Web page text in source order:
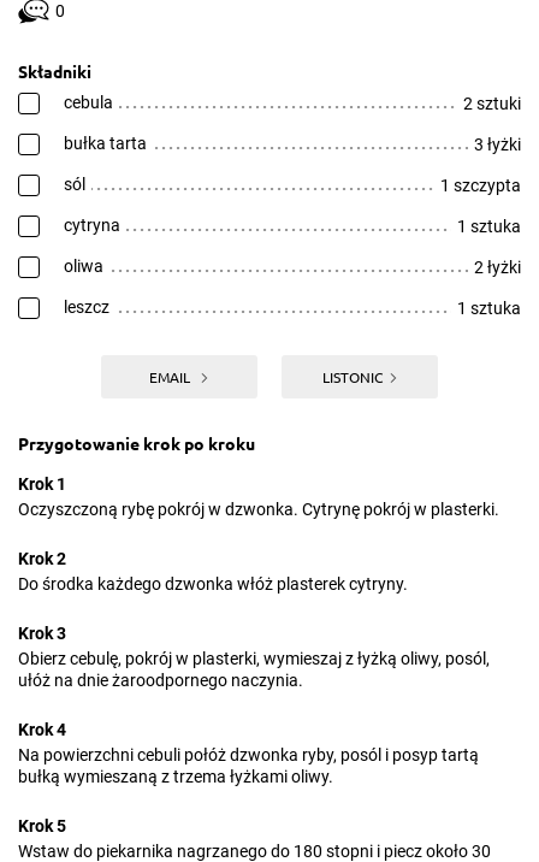
0
Składniki
cebula 2 sztuki
bułka tarta 3 łyżki
sól 1 szczypta
cytryna 1 sztuka
oliwa 2 łyżki
leszcz 1 sztuka
EMAIL LISTONIC
Przygotowanie krok po kroku
Krok 1
Oczyszczoną rybę pokrój w dzwonka. Cytrynę pokrój w plasterki.
Krok 2
Do środka każdego dzwonka włóż plasterek cytryny.
Krok 3
Obierz cebulę, pokrój w plasterki, wymieszaj z łyżką oliwy, posól,
ułóż na dnie żaroodpornego naczynia.
Krok 4
Na powierzchni cebuli połóż dzwonka ryby, posól i posyp tartą
bułką wymieszaną z trzema łyżkami oliwy.
Krok 5
Wstaw do piekarnika nagrzanego do 180 stopni i piecz około 30